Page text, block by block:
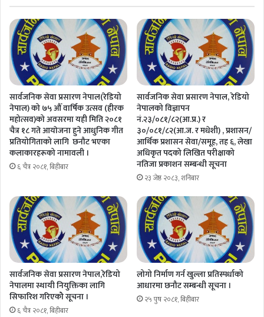
सार्वजनिक सेवा प्रसारण नेपाल(रेडियो
नेपाल) को ७५ औँ वार्षिक उत्सव (हीरक
महोत्सव)को अवसरमा यही मिति २०८१
चैत्र १८ गते आयाेजना हुने आधुनिक गीत
प्रतियोगिताको लागि छनौट भएका
कलाकारहरूको नामावली ।
६ चैत्र २०८१, बिहीबार
सार्वजनिक सेवा प्रसारण नेपाल, रेडियो
नेपालको विज्ञापन
नं.२३/०८१/८२(आ.प्र.) र
३०/०८१/८२(आ.ज. र मधेशी) , प्रशासन/
आर्थिक प्रशासन सेवा/समूह, तह ६, लेखा
अधिकृत पदको लिखित परीक्षाको
नतिजा प्रकाशन सम्बन्धी सूचना
२३ जेष्ठ २०८३, शनिबार
सार्वजनिक सेवा प्रसारण नेपाल,रेडियो
नेपालमा स्थायी नियुक्तिका लागि
सिफारिश गरिएकोे सूचना ।
६ चैत्र २०८१, बिहीबार
लोगो निर्माण गर्न खुल्ला प्रतिस्पर्धाको
आधारमा छनौट सम्बन्धी सूचना ।
२५ पुष २०८१, बिहीबार